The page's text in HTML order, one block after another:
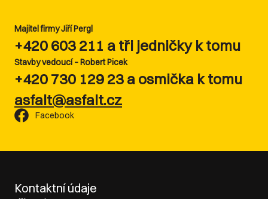
Majitel firmy Jiří Pergl
+420 603 211 a tři jedničky k tomu
Stavby vedoucí – Robert Picek
+420 730 129 23 a osmička k tomu
asfalt@asfalt.cz
Facebook
Kontaktní údaje